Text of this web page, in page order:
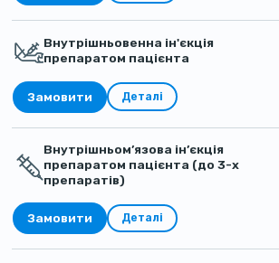
Внутрішньовенна ін'єкція
препаратом пацієнта
Замовити Деталі
Внутрішньом’язова ін’єкція
препаратом пацієнта (до 3-х
препаратів)
Замовити Деталі